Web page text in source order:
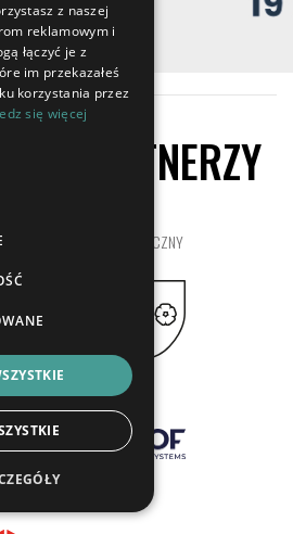
I PARTNERZY
PARTNER STRATEGICZNY
.SPONSOR
SPONSOR
z naszej
reklamowym i
łączyć je z
im przekazałeś
korzystania przez
się więcej